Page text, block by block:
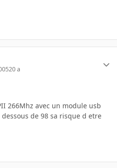
20 a
266Mhz avec un module usb
de 98 sa risque d etre